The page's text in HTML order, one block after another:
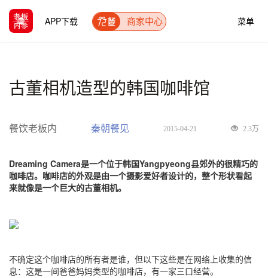
菜单
APP下载 商家中心
古董相机造型的韩国咖啡馆
餐饮老板内 秦朝餐见 2015-04-21 2.3万
Dreaming Camera是一个位于韩国Yangpyeong县郊外的很精巧的
咖啡店。咖啡店的外观是由一个摄影爱好者设计的，整个形状看起
来就像是一个巨大的古董相机。
不确定这个咖啡店的所有者是谁，但以下这些是在网络上收集的信
息：这是一间爸爸妈妈类型的咖啡店，有一家三口经营。